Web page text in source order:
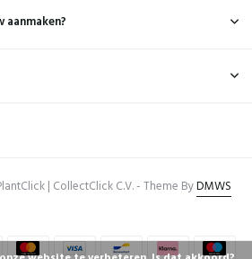
| CollectClick C.V. - Theme ByDMWS